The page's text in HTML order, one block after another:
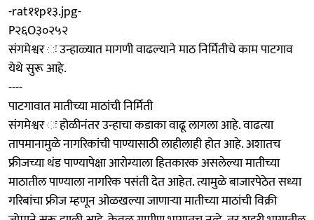
-rat११p१३.jpg-
P२६O३०२५२
संगमेश्वर ः उन्हाळ्यात मागणी वाढल्याने माठ निर्मितीचे काम पाटगाव
येथे सुरू आहे.
----
पाटगावात मातीच्या माठांची निर्मिती
संगमेश्वर ः होळीनंतर उन्हाचा कडाका वाढू लागला आहे. वाढत्या
तापमानामुळे नागरिकांची पाण्यासाठी लाहीलाही होत आहे. अशातच
फ्रीजच्या थंड पाण्यापेक्षा आरोग्याला हितकारक असलेल्या मातीच्या
माठातील पाण्याला नागरिक पसंती देत आहेत. त्यामुळे बाजारपेठेत सध्या
गरिबांचा फ्रीज म्हणून ओळखल्या जाणाऱ्या मातीच्या माठांची विक्री